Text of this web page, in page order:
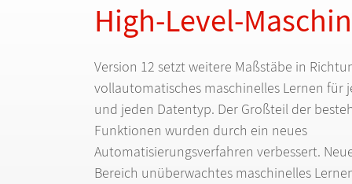
High-Level-
Version 12 setzt weitere Maßstäbe in
vollautomatisches maschinelles Lernen für
und jeden Datentyp. Der Großteil der
Funktionen wurden durch ein neues
Automatisierungsverfahren verbessert.
Bereich unüberwachtes maschinelles